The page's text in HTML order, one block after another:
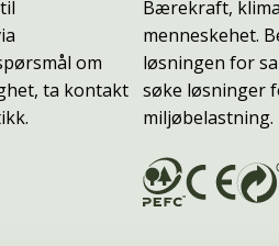
om
ta kontakt
Bærekraft,
menneskehet.
løsningen for
søke løsninger
miljøbelastning.